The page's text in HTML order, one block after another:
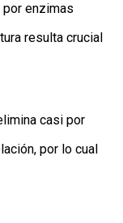
enzimas
resulta crucial
casi por
por lo cual